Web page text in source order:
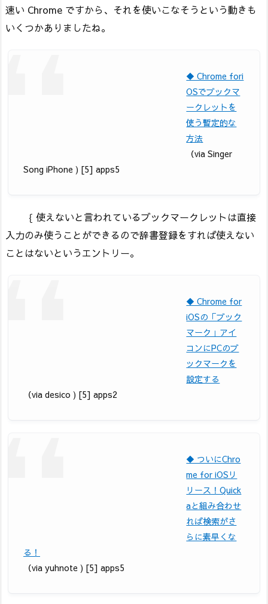
速い Chrome ですから、それを使いこなそうという動きも
いくつかありましたね。
◆ Chrome fori
OSでブックマ
ークレットを
使う暫定的な
方法
（via Singer
Song iPhone ) [5] apps5
｛ 使えないと言われているブックマークレットは直接
入力のみ使うことができるので辞書登録をすれば使えない
ことはないというエントリー。
◆ Chrome for
iOSの「ブック
マーク」アイ
コンにPCのブ
ックマークを
設定する
（via desico ) [5] apps2
◆ ついにChro
me for iOSリ
リース！Quick
aと組み合わせ
れば検索がさ
らに素早くな
る！
（via yuhnote ) [5] apps5